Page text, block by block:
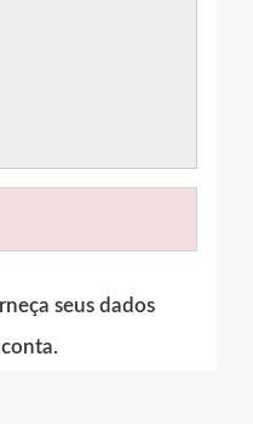
seus dados